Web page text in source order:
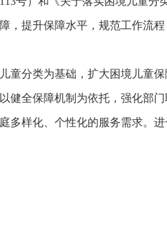
，提升保障水平，规范工作流
童分类为基础，扩大困境儿童
健全保障机制为依托，强化部
多样化、个性化的服务需求。